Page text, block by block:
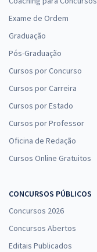
Exame de Ordem
Graduação
Pós-Graduação
Cursos por Concurso
Cursos por Carreira
Cursos por Estado
Cursos por Professor
Oficina de Redação
Cursos Online Gratuitos
CONCURSOS PÚBLICOS
Concursos 2026
Concursos Abertos
Editais Publicados